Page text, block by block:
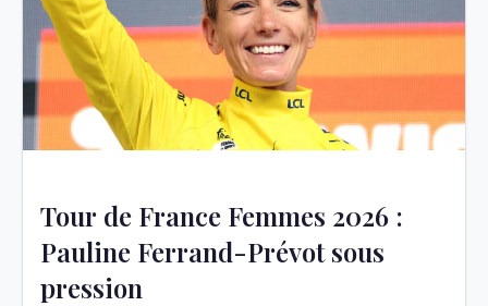
Tour de France Femmes 2026 :
Pauline Ferrand-Prévot sous
pression